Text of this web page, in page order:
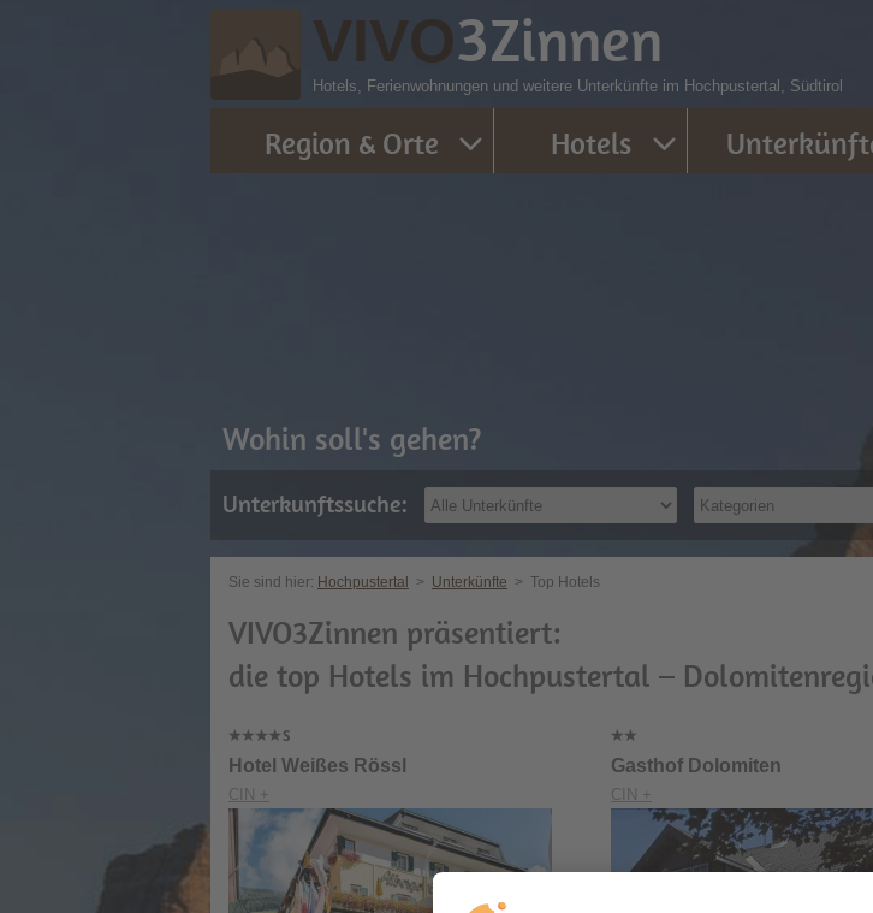
VIVO3Zinnen
Hotels, Ferienwohnungen und weitere Unterkünfte im Hochpustertal, Südtirol
Wohin soll's gehen?
Unterkunftssuche:
Region & Orte Hotels
Sie sind hier: Hochpustertal > Unterkünfte > Top Hotels
VIVO3Zinnen präsentiert:
die top Hotels im Hochpustertal –
Hotel Weißes Rössl
CIN +
Gasthof Dolomiten
CIN +